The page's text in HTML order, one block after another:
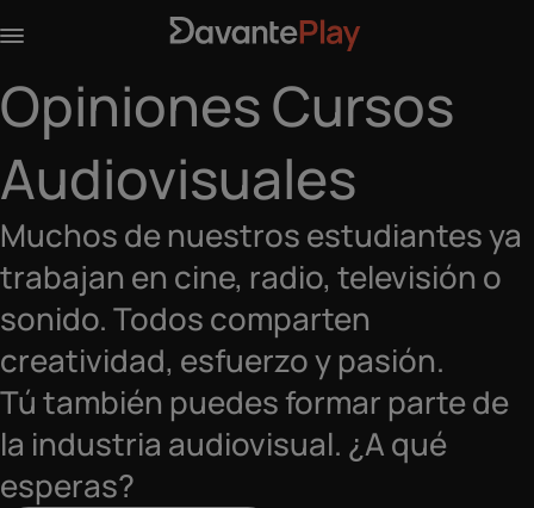
Opiniones Cursos
Audiovisuales
Muchos de nuestros estudiantes ya
trabajan en cine, radio, televisión o
sonido. Todos comparten
creatividad, esfuerzo y pasión.
Tú también puedes formar parte de
la industria audiovisual. ¿A qué
esperas?